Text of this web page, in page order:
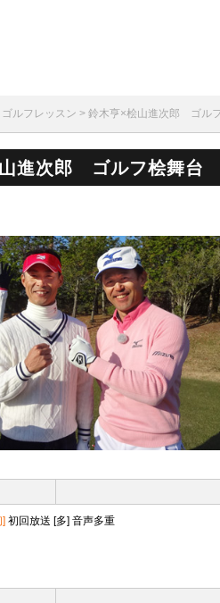
ゴルフレッスン > 鈴木亨×桧山進次郎 ゴル
進次郎 ゴルフ桧舞台
] 初回放送 [多] 音声多重